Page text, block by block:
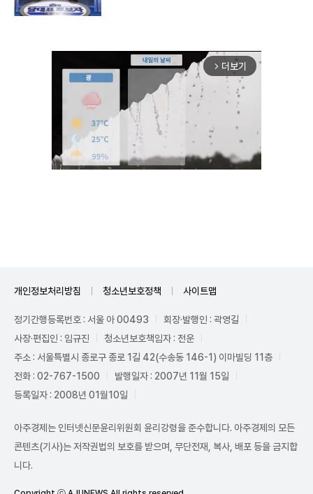
arrow_forward_ios 더보기
개인정보처리방침 청소년보호정책 사이트맵
정기간행등록번호 : 서울 아 00493
회장·발행인 : 곽영길
사장·편집인 : 임규진
청소년보호책임자 : 전운
주소 : 서울특별시 종로구 종로 1길 42(수송동 146-1) 이마빌딩 11층
전화 : 02-767-1500
발행일자 : 2007년 11월 15일
등록일자 : 2008년 01월10일
아주경제는 인터넷신문윤리위원회 윤리강령을 준수합니다. 아주경제의 모든
콘텐츠(기사)는 저작권법의 보호를 받으며, 무단전재, 복사, 배포 등을 금지합
니다.